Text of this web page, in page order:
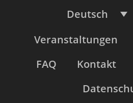
Deutsch
Veranstaltungen
FAQ
Kontakt